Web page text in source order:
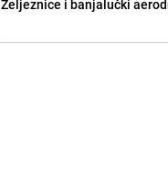
Željeznice i banjalučki